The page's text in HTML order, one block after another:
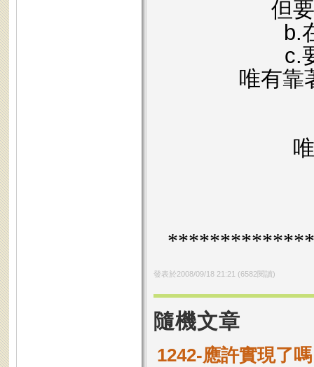
但
b.
c.
唯有靠
發表於2008/09/18 21:21 (6582 閱讀)
隨機文章
1242-應許實現了